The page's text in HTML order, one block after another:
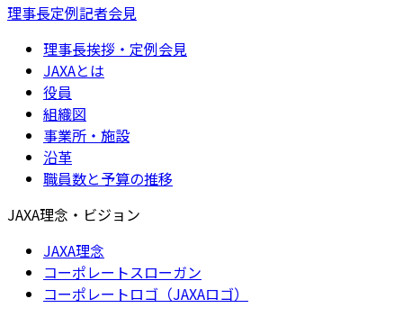
理事長定例記者会見
理事長挨拶・定例会見
JAXAとは
役員
組織図
事業所・施設
沿革
職員数と予算の推移
JAXA理念・ビジョン
JAXA理念
コーポレートスローガン
コーポレートロゴ（JAXAロゴ）